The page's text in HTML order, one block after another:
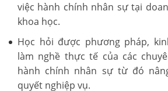
việc hành chính nhân sự tại
khoa học.
Học hỏi được phương pháp,
làm nghề thực tế của các
hành chính nhân sự từ đó
quyết nghiệp vụ.